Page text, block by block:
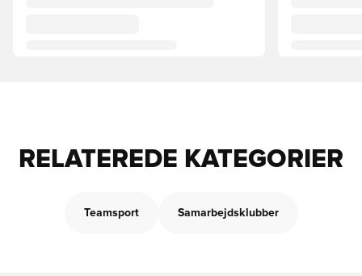
RELATEREDE KATEGORIER
Teamsport Samarbejdsklubber